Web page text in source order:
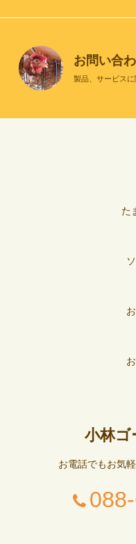
お問い合
製品、サービス
た
小林ゴ
お電話でもお気